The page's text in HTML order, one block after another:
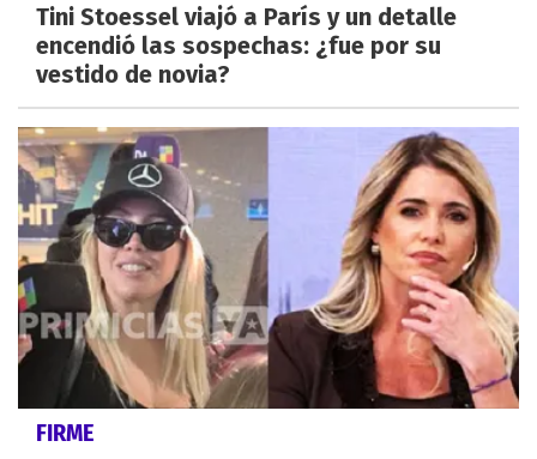
Tini Stoessel viajó a París y un detalle
encendió las sospechas: ¿fue por su
vestido de novia?
FIRME